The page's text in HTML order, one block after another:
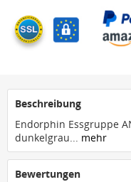
Beschreibung
Endorphin Essgruppe
dunkelgrau... mehr
Bewertungen